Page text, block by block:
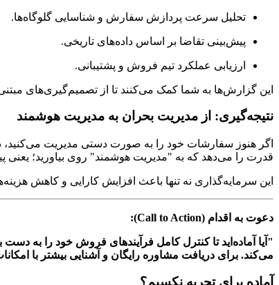
تحلیل سرعت پردازش سفارش و شناسایی گلوگاه‌ها.
پیش‌بینی تقاضا بر اساس داده‌های تاریخی.
ارزیابی عملکرد تیم فروش و پشتیبانی.
این گزارش‌ها به شما کمک می‌کنند تا از تصمیم‌گیری‌های
نتیجه‌گیری: از مدیریت بحران به مدیریت هوشمند
اگر هنوز سفارشات خود را به صورت دستی مدیریت
قدرت را می‌دهد که به "مدیریت هوشمند" روی بیاورید؛ یعنی
این سرمایه‌گذاری نه تنها باعث افزایش کارایی و کاهش
دعوت به اقدام (Call to Action):
"آیا آماده‌اید تا کنترل کامل فرآیندهای فروش خود را به
می‌کند. برای دریافت مشاوره رایگان و آشنایی بیشتر با
آماده برای تجربه نکسیم؟